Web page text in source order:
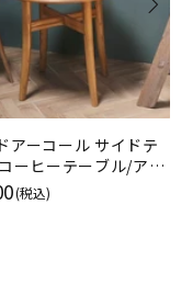
アーコール サイドテ
ーヒーテーブル/アン
家具 机
(税込)